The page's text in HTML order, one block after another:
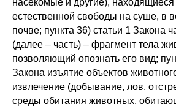
насекомые и другие), находящиеся
естественной свободы на суше, в
почве; пункта 36) статьи 1 Закона
(далее – часть) – фрагмент тела
позволяющий опознать его вид;
Закона изъятие объектов
извлечение (добывание, лов,
среды обитания животных,